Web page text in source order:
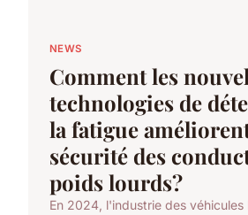
NEWS
Comment les
technologies de
la fatigue
sécurité des
poids lourds?
En 2024, l'industrie des véhicules